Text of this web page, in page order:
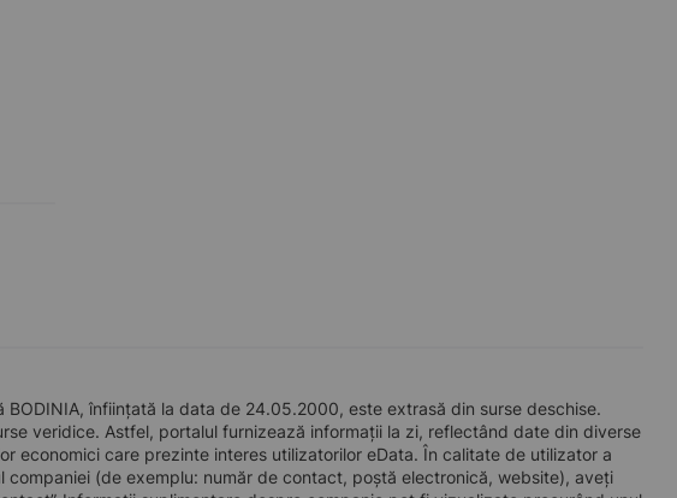
înființată la data de 24.05.2000, este extrasă din surse deschise.
veridice. Astfel, portalul furnizează informații la zi, reflectând date din diverse
economici care prezinte interes utilizatorilor eData. În calitate de utilizator a
(de exemplu: număr de contact, poștă electronică, website), aveți